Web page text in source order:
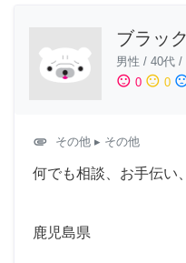
ブラッ
男性 / 40代 /
sentiment_satisfied 0 sentiment_neutral 0
attachment その他 ▸ その他
何でも相談、お手伝い
鹿児島県